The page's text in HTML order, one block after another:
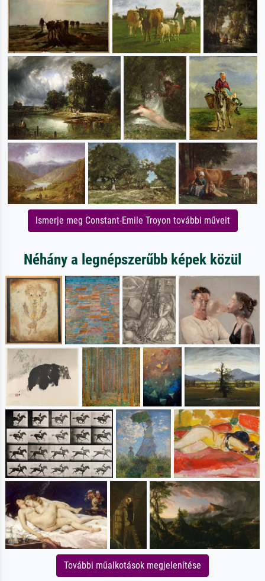
Ismerje meg Constant-Emile Troyon további műveit
Néhány a legnépszerűbb képek közül
További műalkotások megjelenítése